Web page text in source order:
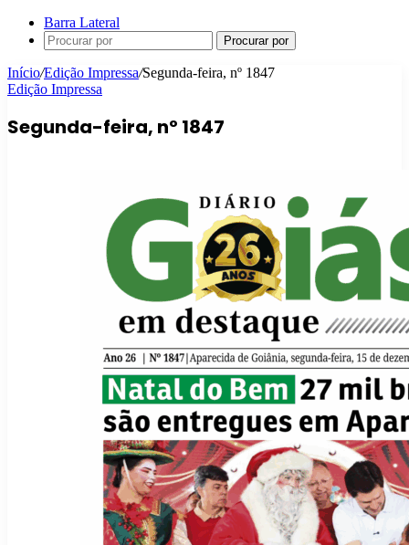
Barra Lateral
Procurar por
Início/Edição Impressa/Segunda-feira, nº 1847
Edição Impressa
Segunda-feira, nº 1847